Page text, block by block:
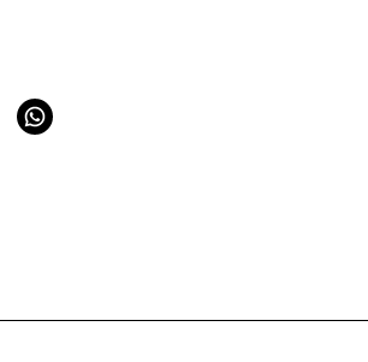
Whatsapp